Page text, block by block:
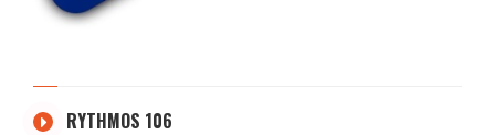
RYTHMOS 106